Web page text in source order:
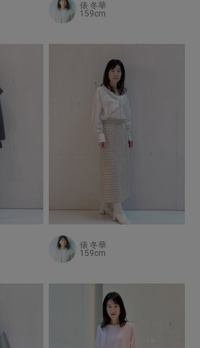
俵 冬華
159cm
俵 冬華
159cm